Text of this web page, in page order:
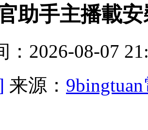
助手主播載
：2026-08-07
来源：